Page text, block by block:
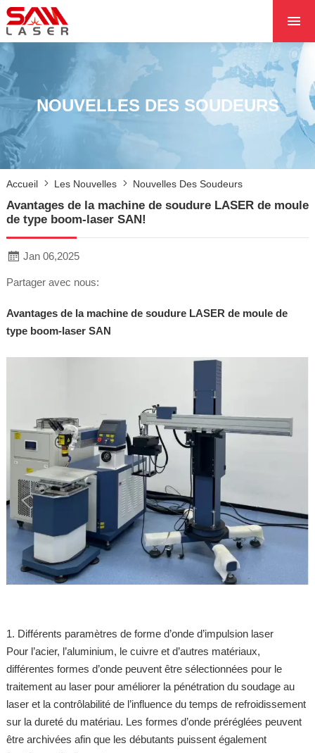
À PROPOS DE
PRODUITS
LES PROJETS
LES NOUVELLES
NOUVELLES DES SOUDEURS
Accueil Les Nouvelles Nouvelles Des Soudeurs
Avantages de la machine de soudure LASER de moule
de type boom-laser SAN!
Jan 06,2025
Partager avec nous:
Avantages de la machine de soudure LASER de moule de
type boom-laser SAN
1. Différents paramètres de forme d’onde d’impulsion laser
Pour l’acier, l’aluminium, le cuivre et d’autres matériaux,
différentes formes d’onde peuvent être sélectionnées pour le
traitement au laser pour améliorer la pénétration du soudage au
laser et la contrôlabilité de l’influence du temps de refroidissement
sur la dureté du matériau. Les formes d’onde préréglées peuvent
être archivées afin que les débutants puissent également